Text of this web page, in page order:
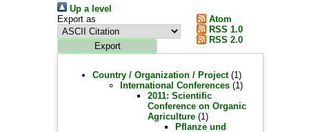
Up a level
Export as
Atom
RSS 1.0
RSS 2.0
Country / Organization / Project(1)
International Conferences (1)
2011: Scientific
Conference on Organic
Agriculture (1)
Pflanze und